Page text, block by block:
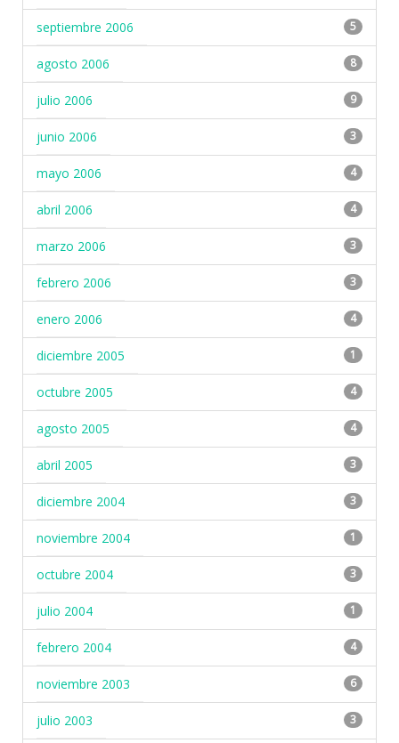
septiembre 2006 5
agosto 2006 8
julio 2006 9
junio 2006 3
mayo 2006 4
abril 2006 4
marzo 2006 3
febrero 2006 3
enero 2006 4
diciembre 2005 1
octubre 2005 4
agosto 2005 4
abril 2005 3
diciembre 2004 3
noviembre 2004 1
octubre 2004 3
julio 2004 1
febrero 2004 4
noviembre 2003 6
julio 2003 3